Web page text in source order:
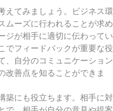
えてみましょう。ビジネス環
ムーズに行われることが求め
ジが相手に適切に伝わってい
でフィードバックが重要な役
、自分のコミュニケーション
改善点を知ることができま
築にも役立ちます。相手に対